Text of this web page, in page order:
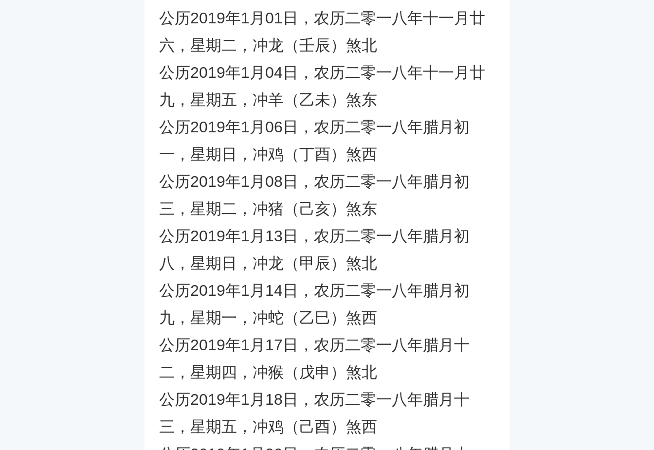
公历2019年1月01日，农历二零一八年十一月廿
六，星期二，冲龙（壬辰）煞北
公历2019年1月04日，农历二零一八年十一月廿
九，星期五，冲羊（乙未）煞东
公历2019年1月06日，农历二零一八年腊月初
一，星期日，冲鸡（丁酉）煞西
公历2019年1月08日，农历二零一八年腊月初
三，星期二，冲猪（己亥）煞东
公历2019年1月13日，农历二零一八年腊月初
八，星期日，冲龙（甲辰）煞北
公历2019年1月14日，农历二零一八年腊月初
九，星期一，冲蛇（乙巳）煞西
公历2019年1月17日，农历二零一八年腊月十
二，星期四，冲猴（戊申）煞北
公历2019年1月18日，农历二零一八年腊月十
三，星期五，冲鸡（己酉）煞西